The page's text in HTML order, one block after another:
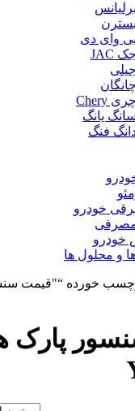
برلیانس
بسترن
بی وای دی
جک JAC
جیلی
چانگان
چری Chery
سانگ یانگ
فنگ
خودرو
مصرفی
خودرو
و محلول ها
خورده “"قیمت
پارک